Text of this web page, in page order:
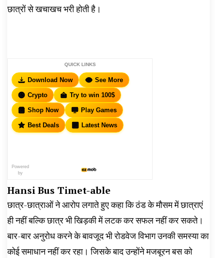
छात्रों से खचाखच भरी होती है।
QUICK LINKS
Download Now See More
Crypto Try to win 100$
Shop Now Play Games
Best Deals Latest News
Powered
by
Hansi Bus Timet-able
छात्र-छात्राओं ने आरोप लगाते हुए कहा कि ठंड के मौसम में छात्राएं
ही नहीं बल्कि छात्र भी खिड़की में लटक कर सफल नहीं कर सकते।
बार-बार अनुरोध करने के बावजूद भी रोडवेज विभाग उनकी समस्या का
कोई समाधान नहीं कर रहा। जिसके बाद उन्होंने मजबूरन बस को